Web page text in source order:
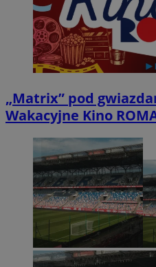
„Matrix” pod
Wakacyjne Kino